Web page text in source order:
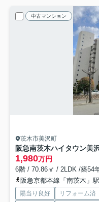
中古マンション
茨木市美沢町
阪急南茨木ハイタウン美
1,980万円
6階 / 70.86㎡ / 2LDK /築54
阪急京都本線「南茨木」
陽当り良好 リフォーム済